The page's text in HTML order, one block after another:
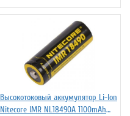
Высокотоковый аккумулятор Li-Ion
Niteсore IMR NL18490A 1100mAh